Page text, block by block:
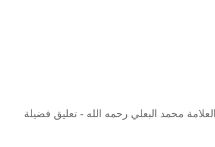
محمد البعلي رحمه الله - تعليق فضيلة